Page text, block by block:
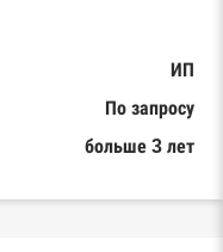
ИП
По запросу
больше 3 лет